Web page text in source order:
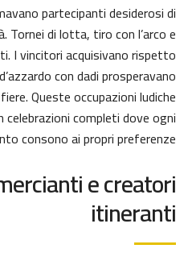
partecipanti desiderosi di
Tornei di lotta, tiro con l’arco e
I vincitori acquisivano rispetto
con dadi prosperavano
Queste occupazioni ludiche
completi dove ogni
consono ai propri preferenze.
e creatori
itineranti